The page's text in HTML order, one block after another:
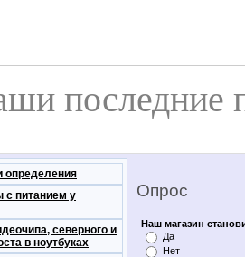
последние
определения
с питанием у
северного и
в ноутбуках
Опрос
Наш магазин
Да
Нет